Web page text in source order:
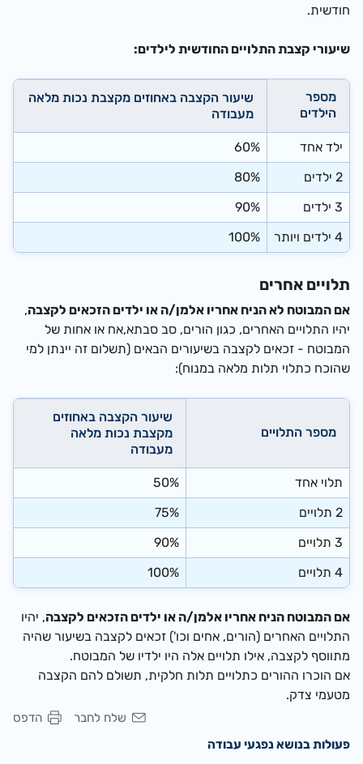
חודשית.
שיעורי קצבת התלויים החודשית לילדים:
מספר
הילדים
שיעור הקצבה באחוזים מקצבת נכות מלאה
מעבודה
ילד אחד
60%
80%
90%
100%
תלויים אחרים
אם המבוטח לא הניח אחריו אלמן/ה או ילדים הזכאים לקצבה,
יהיו התלויים האחרים, כגון הורים, סב סבתא,אח או אחות של
המבוטח - זכאים לקצבה בשיעורים הבאים (תשלום זה יינתן למי
שהוכח כתלוי תלות מלאה במנוח):
מספר התלויים
שיעור הקצבה באחוזים
מקצבת נכות מלאה
מעבודה
תלוי אחד
50%
75%
90%
100%
אם המבוטח הניח אחריו אלמן/ה או ילדים הזכאים לקצבה, יהיו
התלויים האחרים (הורים, אחים וכו') זכאים לקצבה בשיעור שהיה
מתווסף לקצבה, אילו תלויים אלה היו ילדיו של המבוטח.
אם הוכרו ההורים כתלויים תלות חלקית, תשולם להם הקצבה
מטעמי צדק.
הדפס
שלח לחבר
פעולות בנושא נפגעי עבודה